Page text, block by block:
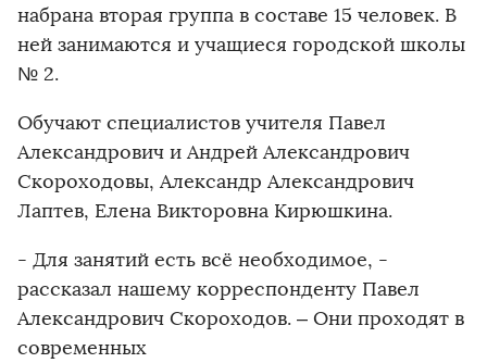
набрана вторая группа в составе 15 человек. В
ней занимаются и учащиеся городской школы
№ 2.
Обучают специалистов учителя Павел
Александрович и Андрей Александрович
Скороходовы, Александр Александрович
Лаптев, Елена Викторовна Кирюшкина.
- Для занятий есть всё необходимое, -
рассказал нашему корреспонденту Павел
Александрович Скороходов. – Они проходят в
современных